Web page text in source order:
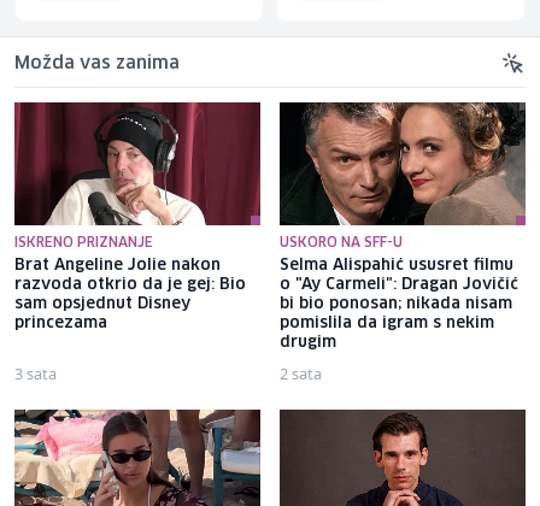
Možda vas zanima
ISKRENO PRIZNANJE
Brat Angeline Jolie nakon
razvoda otkrio da je gej: Bio
sam opsjednut Disney
princezama
3 sata
USKORO NA SFF-U
Selma Alispahić ususret filmu
o "Ay Carmeli": Dragan Jovičić
bi bio ponosan; nikada nisam
pomislila da igram s nekim
drugim
2 sata